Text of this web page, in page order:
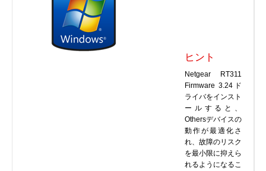
ジョイスティック、ゲームパッド
キーボード＆マウス
ヒント
Netgear RT311
Firmware 3.24ド
ライバをインスト
ールすると、
Othersデバイスの
動作が最適化さ
れ、故障のリスク
を最小限に抑えら
れるようになるこ